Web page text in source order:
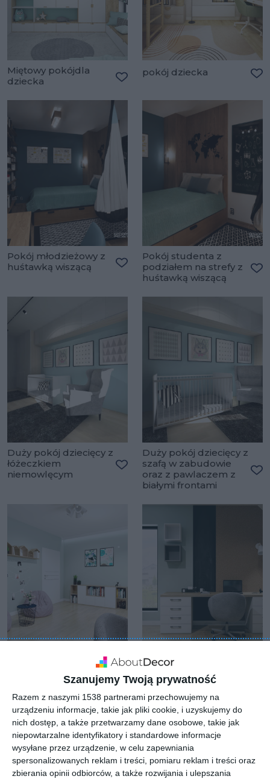
Szanujemy Twoją prywatność
Razem z naszymi 1538 partnerami przechowujemy na
urządzeniu informacje, takie jak pliki cookie, i uzyskujemy do
nich dostęp, a także przetwarzamy dane osobowe, takie jak
niepowtarzalne identyfikatory i standardowe informacje
wysyłane przez urządzenie, w celu zapewniania
spersonalizowanych reklam i treści, pomiaru reklam i treści oraz
zbierania opinii odbiorców, a także rozwijania i ulepszania
Miętowy pokójdla
dziecka
pokój dziecka
Pokój młodzieżowy z
huśtawką wiszącą
Dodaj do ulubionych
Pokój studenta z
podziałem na strefy z
huśtawką wiszącą
Duży pokój dziecięcy z
łóżeczkiem
niemowlęcym
Dodaj do ulubionych
Duży pokój dziecięcy z
szafą w zabudowie
oraz z pawlaczem z
białymi frontami
Pokój młodzieżowy z
botanicznym na ścianie
oraz z kącikiem
relaksu
Dodaj do ulubionych
Duży pokój z dużym